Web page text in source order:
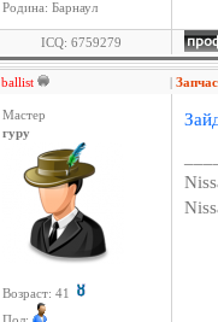
Родина: Барнаул
ICQ: 6759279
ballist |
Мастер
гуру
Возраст: 41